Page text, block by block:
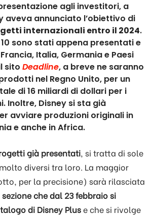
agli investitori, a
aveva annunciato l’obiettivo di
internazionali entro il 2024.
sono stati appena presentati e
Italia, Germania e Paesi
sito Deadline, a breve ne saranno
nel Regno Unito, per un
di 16 miliardi di dollari per i
Inoltre, Disney si sta già
avviare produzioni originali in
e anche in Africa.
già presentati, si tratta di sole
diversi tra loro. La maggior
per la precisione) sarà rilasciata
che dal 23 febbraio si
di Disney Pluse che si rivolge